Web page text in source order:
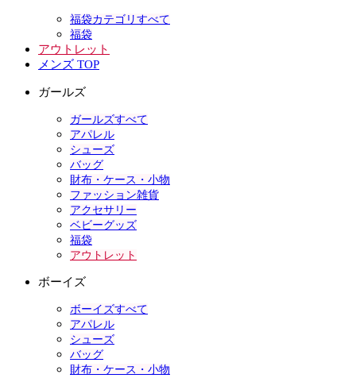
福袋カテゴリすべて
福袋
アウトレット
メンズ TOP
ガールズ
ガールズすべて
アパレル
シューズ
バッグ
財布・ケース・小物
ファッション雑貨
アクセサリー
ベビーグッズ
福袋
アウトレット
ボーイズ
ボーイズすべて
アパレル
シューズ
バッグ
財布・ケース・小物